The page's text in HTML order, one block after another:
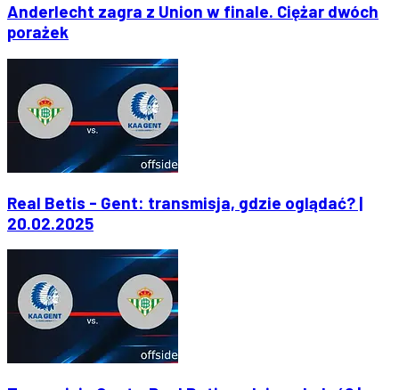
Anderlecht zagra z Union w finale. Ciężar dwóch
porażek
Real Betis - Gent: transmisja, gdzie oglądać? |
20.02.2025